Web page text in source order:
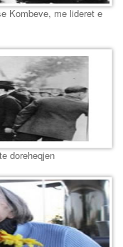
Kombeve, me lideret e
doreheqjen